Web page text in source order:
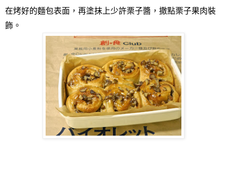
在烤好的麵包表面，再塗抹上少許栗子醬，撒點栗子果肉裝
飾。